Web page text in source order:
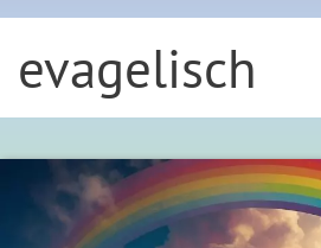
evagelisch